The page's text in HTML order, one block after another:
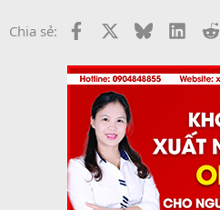
Chia sẻ: Facebook Bluesky